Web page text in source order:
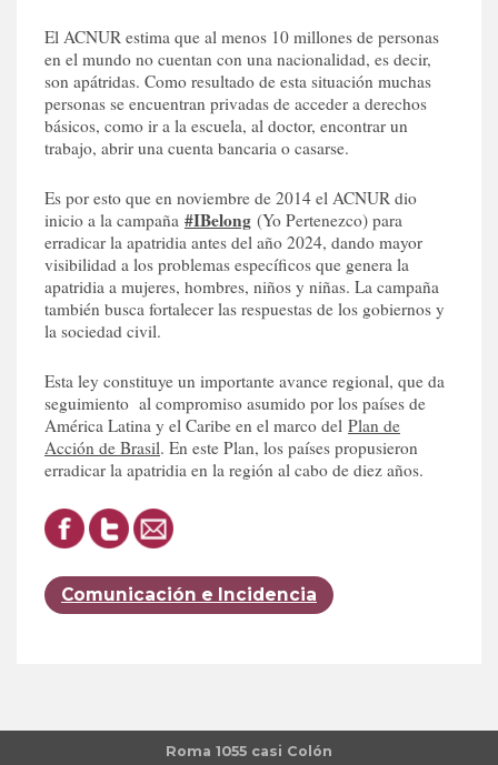
El ACNUR estima que al menos 10 millones de personas
en el mundo no cuentan con una nacionalidad, es decir,
son apátridas. Como resultado de esta situación muchas
personas se encuentran privadas de acceder a derechos
básicos, como ir a la escuela, al doctor, encontrar un
trabajo, abrir una cuenta bancaria o casarse.
Es por esto que en noviembre de 2014 el ACNUR dio
inicio a la campaña #IBelong (Yo Pertenezco) para
erradicar la apatridia antes del año 2024, dando mayor
visibilidad a los problemas específicos que genera la
apatridia a mujeres, hombres, niños y niñas. La campaña
también busca fortalecer las respuestas de los gobiernos y
la sociedad civil.
Esta ley constituye un importante avance regional, que da
seguimiento al compromiso asumido por los países de
América Latina y el Caribe en el marco del Plan de
Acción de Brasil. En este Plan, los países propusieron
erradicar la apatridia en la región al cabo de diez años.
Comunicación e Incidencia
Roma 1055 casi Colón